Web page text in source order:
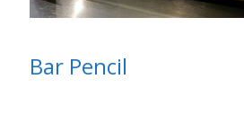
Bar Pencil